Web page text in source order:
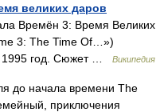
великих даров
Времён 3: Время Великих
3: The Time Of…»)
1995 год. Сюжет …
Википедия
до начала времени The
приключения